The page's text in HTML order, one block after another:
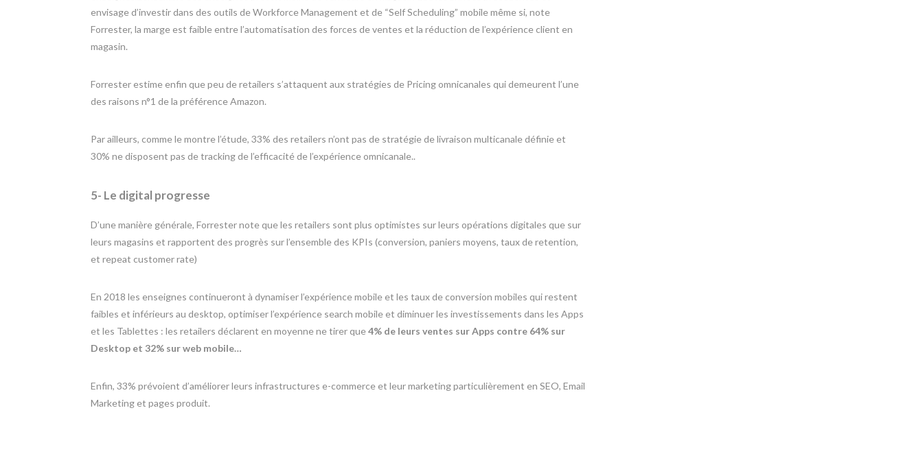
envisage d’investir dans des outils de Workforce Management et de “Self Scheduling” mobile même si, note
Forrester, la marge est faible entre l’automatisation des forces de ventes et la réduction de l’expérience client en
magasin.
Forrester estime enfin que peu de retailers s’attaquent aux stratégies de Pricing omnicanales qui demeurent l’une
des raisons n°1 de la préférence Amazon.
Par ailleurs, comme le montre l’étude, 33% des retailers n’ont pas de stratégie de livraison multicanale définie et
30% ne disposent pas de tracking de l’efficacité de l’expérience omnicanale..
5- Le digital progresse
D’une manière générale, Forrester note que les retailers sont plus optimistes sur leurs opérations digitales que sur
leurs magasins et rapportent des progrès sur l’ensemble des KPIs (conversion, paniers moyens, taux de retention,
et repeat customer rate)
En 2018 les enseignes continueront à dynamiser l’expérience mobile et les taux de conversion mobiles qui restent
faibles et inférieurs au desktop, optimiser l’expérience search mobile et diminuer les investissements dans les Apps
et les Tablettes : les retailers déclarent en moyenne ne tirer que4% de leurs ventes sur Apps contre 64% sur
Desktop et 32% sur web mobile…
Enfin, 33% prévoient d’améliorer leurs infrastructures e-commerce et leur marketing particulièrement en SEO, Email
Marketing et pages produit.